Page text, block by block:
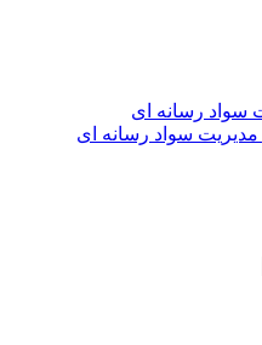
سواد رسانه ای
سواد رسانه ای